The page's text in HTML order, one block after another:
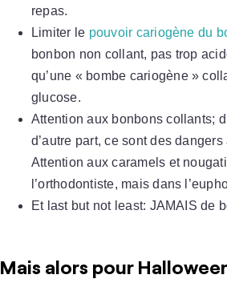
repas.
Limiter le pouvoir cariogène du
bonbon non collant, pas trop
qu’une « bombe cariogène »
glucose.
Attention aux bonbons collants;
d’autre part, ce sont des
Attention aux caramels et
l’orthodontiste, mais dans
Et last but not least: JAMAIS de
Mais alors pour